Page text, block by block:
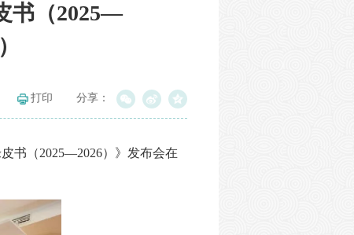
书（2025—
打印 分享：
书（2025—2026）》发布会在